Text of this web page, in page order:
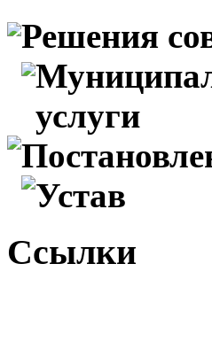
Решения
услуги
Устав
Ссылки